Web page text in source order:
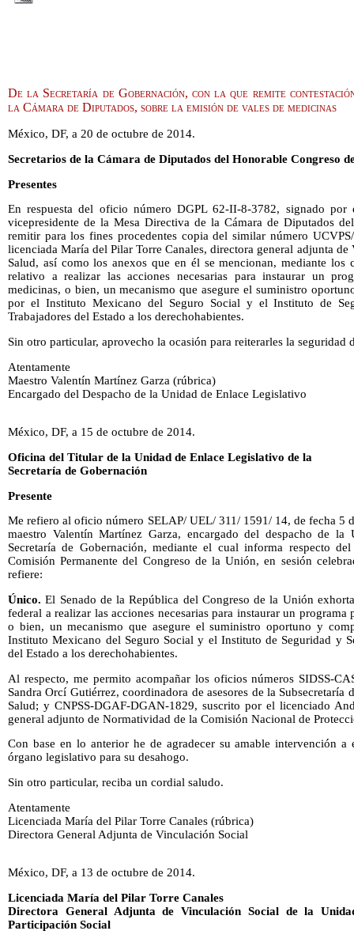
De la Secretaría de Gobernación, con la que remite
la Cámara de Diputados, sobre la emisión de vales de medicinas
México, DF, a 20 de octubre de 2014.
Secretarios de la Cámara de Diputados del Honorable Congreso
Presentes
En respuesta del oficio número DGPL 62-II-8-3782, signado por
vicepresidente de la Mesa Directiva de la Cámara de Diputados
remitir para los fines procedentes copia del similar número
licenciada María del Pilar Torre Canales, directora general adjunta
Salud, así como los anexos que en él se mencionan, mediante los
relativo a realizar las acciones necesarias para instaurar un
medicinas, o bien, un mecanismo que asegure el suministro
por el Instituto Mexicano del Seguro Social y el Instituto de
Trabajadores del Estado a los derechohabientes.
Sin otro particular, aprovecho la ocasión para reiterarles la
Atentamente
Maestro Valentín Martínez Garza (rúbrica)
Encargado del Despacho de la Unidad de Enlace Legislativo
México, DF, a 15 de octubre de 2014.
Oficina del Titular de la Unidad de Enlace Legislativo de la
Secretaría de Gobernación
Presente
Me refiero al oficio número SELAP/ UEL/ 311/ 1591/ 14, de fecha 5
maestro Valentín Martínez Garza, encargado del despacho de
Secretaría de Gobernación, mediante el cual informa respecto
Comisión Permanente del Congreso de la Unión, en sesión
refiere:
Único. El Senado de la República del Congreso de la Unión
federal a realizar las acciones necesarias para instaurar un
o bien, un mecanismo que asegure el suministro oportuno y
Instituto Mexicano del Seguro Social y el Instituto de Seguridad y
del Estado a los derechohabientes.
Al respecto, me permito acompañar los oficios números SIDSS-
Sandra Orcí Gutiérrez, coordinadora de asesores de la
Salud; y CNPSS-DGAF-DGAN-1829, suscrito por el licenciado
general adjunto de Normatividad de la Comisión Nacional de
Con base en lo anterior he de agradecer su amable intervención
órgano legislativo para su desahogo.
Sin otro particular, reciba un cordial saludo.
Atentamente
Licenciada María del Pilar Torre Canales (rúbrica)
Directora General Adjunta de Vinculación Social
México, DF, a 13 de octubre de 2014.
Licenciada María del Pilar Torre Canales
Directora General Adjunta de Vinculación Social de la
Participación Social